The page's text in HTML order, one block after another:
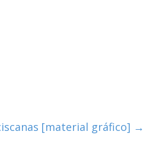
[material gráfico] →